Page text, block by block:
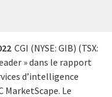
CGI (NYSE: GIB) (TSX:
» dans le rapport
d’intelligence
MarketScape. Le